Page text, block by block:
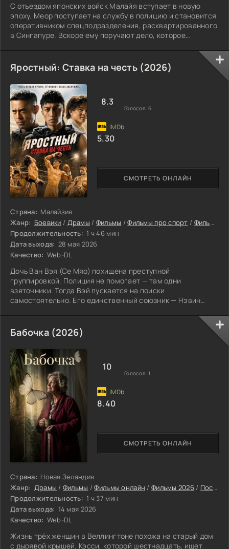
С отъездом японских войск Малайя вступает в новую
эпоху. Меор поступает на службу в полицию и становится
оперативником спецподразделения, расквартированного
в Сингапуре. Вскоре ему поручают дело, которое
Яростный: Ставка на честь (2026)
Страна: Малайзия
Жанр: Боевики / Драмы / Фильмы /Фильмы про спорт / Фильмы онлайн
Продолжительность: 1 ч 46 мин
Дата выхода: 28 мая 2026
Качество: Web-DL
Дочь Ван Вэя (Се Мяо) похищена преступной
группировкой. Полиция не помогает — там одни
взяточники. Тогда Вэй пускается на поиски
самостоятельно. Его единственный союзник — Нэвин
супруга тоже исчезла при таинственных
обстоятельствах. Оба героя хотят отомстить. Они
начинают жестоко избивать похитителей. Картина
насыщена боевыми искусствами и взрывами. Когда
разворачивается кровавая финальная битва, вы
замечаете: почти за два часа фильма едва
СМОТРЕТЬ ОНЛАЙН
8.3
Голосов: 6
5.30
Бабочка (2026)
Страна: Новая Зеландия
Жанр: Драмы / Фильмы /Фильмы онлайн / Фильмы 2026 / Последние фильмы 2026
Продолжительность: 1 ч 37 мин
Дата выхода: 14 мая 2026
Качество: Web-DL
Жизнь трёх женщин в Веллингтоне похожа на старый дом
с дырявой крышей. Кэсси, которой шестнадцать, ищет
СМОТРЕТЬ ОНЛАЙН
10
Голосов: 1
8.40